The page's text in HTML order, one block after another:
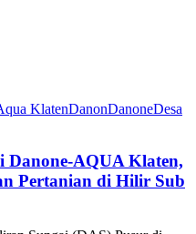
KlatenDanonDanoneDesa
Danone-AQUA Klaten,
Pertanian di Hilir Sub